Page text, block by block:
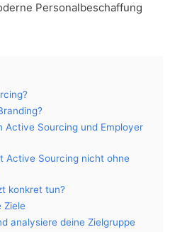
Personalbeschaffung
Active Sourcing und Employer
Active Sourcing nicht ohne
konkret tun?
Ziele
analysiere deine Zielgruppe